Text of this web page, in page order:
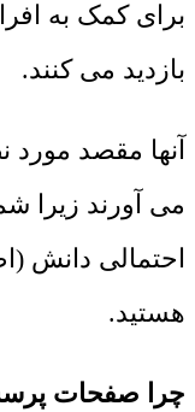
برای کمک به
بازدید می کنند.
آنها مقصد
می آورند زیرا
احتمالی دانش
هستید.
چرا صفحات